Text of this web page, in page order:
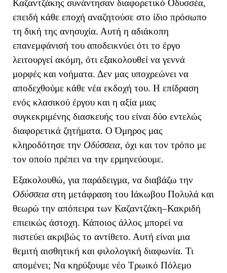
Καζαντζάκης συνάντησαν διαφορετικό Οδυσσέα,
επειδή κάθε εποχή αναζητούσε στο ίδιο πρόσωπο
τη δική της ανησυχία. Αυτή η αδιάκοπη
επανεμφάνισή του αποδεικνύει ότι το έργο
λειτουργεί ακόμη, ότι εξακολουθεί να γεννά
μορφές και νοήματα. Δεν μας υποχρεώνει να
αποδεχθούμε κάθε νέα εκδοχή του. Η επίδραση
ενός κλασικού έργου και η αξία μιας
συγκεκριμένης διασκευής του είναι δύο εντελώς
διαφορετικά ζητήματα. Ο Όμηρος μας
κληροδότησε την Οδύσσεια, όχι και τον τρόπο με
τον οποίο πρέπει να την ερμηνεύουμε.
Εξακολουθώ, για παράδειγμα, να διαβάζω την
Οδύσσειαστη μετάφραση του Ιάκωβου Πολυλά και
θεωρώ την απόπειρα των Καζαντζάκη–Κακριδή
επιεικώς άστοχη. Κάποιος άλλος μπορεί να
πιστεύει ακριβώς το αντίθετο. Αυτή είναι μια
θεμιτή αισθητική και φιλολογική διαφωνία. Τι
απομένει; Να κηρύξουμε νέο Τρωικό Πόλεμο